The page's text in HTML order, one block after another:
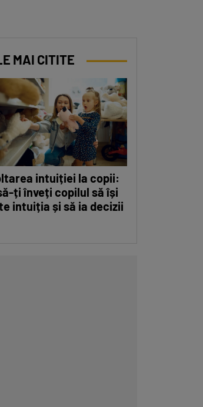
MAI CITITE
intuiției la copii:
ți înveți copilul să își
intuiția și să ia decizii